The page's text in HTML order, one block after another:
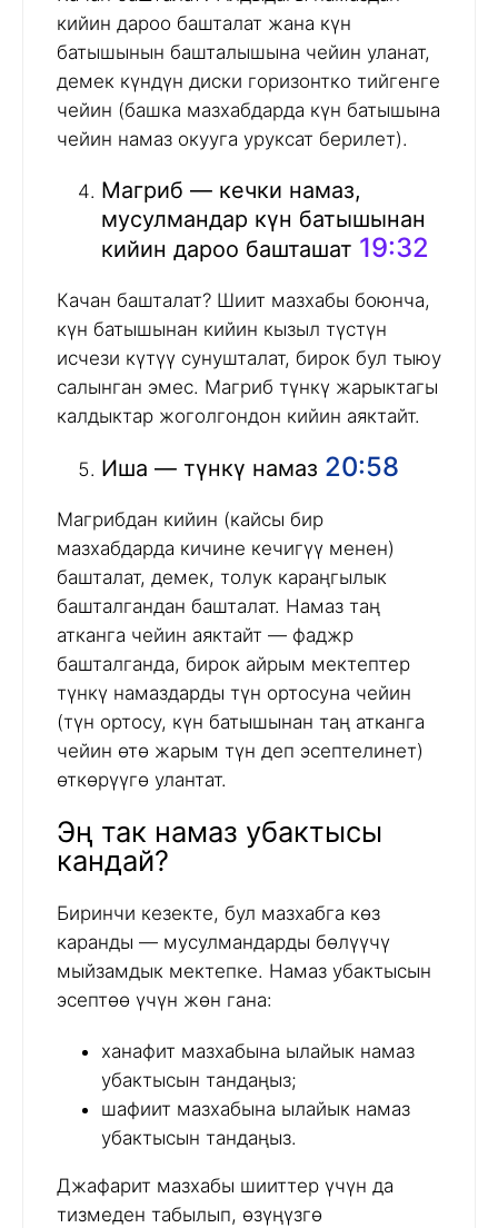
кийин дароо башталат жана күн
батышынын башталышына чейин уланат,
демек күндүн диски горизонтко тийгенге
чейин (башка мазхабдарда күн батышына
чейин намаз окууга уруксат берилет).
Магриб — кечки намаз,
мусулмандар күн батышынан
кийин дароо башташат 19:32
Качан башталат? Шиит мазхабы боюнча,
күн батышынан кийин кызыл түстүн
исчези күтүү сунушталат, бирок бул тыюу
салынган эмес. Магриб түнкү жарыктагы
калдыктар жоголгондон кийин аяктайт.
Иша — түнкү намаз 20:58
Магрибдан кийин (кайсы бир
мазхабдарда кичине кечигүү менен)
башталат, демек, толук караңгылык
башталгандан башталат. Намаз таң
атканга чейин аяктайт — фаджр
башталганда, бирок айрым мектептер
түнкү намаздарды түн ортосуна чейин
(түн ортосу, күн батышынан таң атканга
чейин өтө жарым түн деп эсептелинет)
өткөрүүгө улантат.
Эң так намаз убактысы
кандай?
Биринчи кезекте, бул мазхабга көз
каранды — мусулмандарды бөлүүчү
мыйзамдык мектепке. Намаз убактысын
эсептөө үчүн жөн гана:
ханафит мазхабына ылайык намаз
убактысын тандаңыз;
шафиит мазхабына ылайык намаз
убактысын тандаңыз.
Джафарит мазхабы шииттер үчүн да
тизмеден табылып, өзүңүзгө